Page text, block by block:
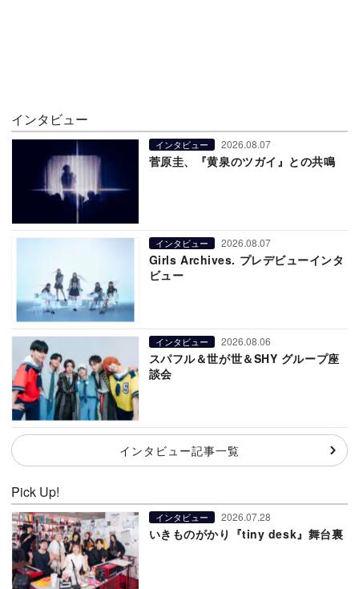
インタビュー
インタビュー 2026.08.07
菅原圭、『黄泉のツガイ』との共鳴
インタビュー 2026.08.07
Girls Archives. プレデビューインタ
ビュー
インタビュー 2026.08.06
スパフル＆世が世＆SHY グループ座
談会
インタビュー記事一覧
Pick Up!
インタビュー 2026.07.28
いきものがかり『tiny desk』舞台裏